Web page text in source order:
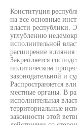
Конституция
на все основные
власти республики.
углублению
исполнительной
расширение влияния
Закрепляется
политическом
законодательной и
Распространяется
местные органы. В
исполнительная
территориальные
законности этой